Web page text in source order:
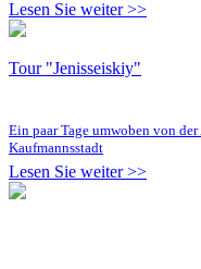
Lesen Sie weiter >>
Tour "Jenisseiskiy"
Ein paar Tage umwoben von
Kaufmannsstadt
Lesen Sie weiter >>